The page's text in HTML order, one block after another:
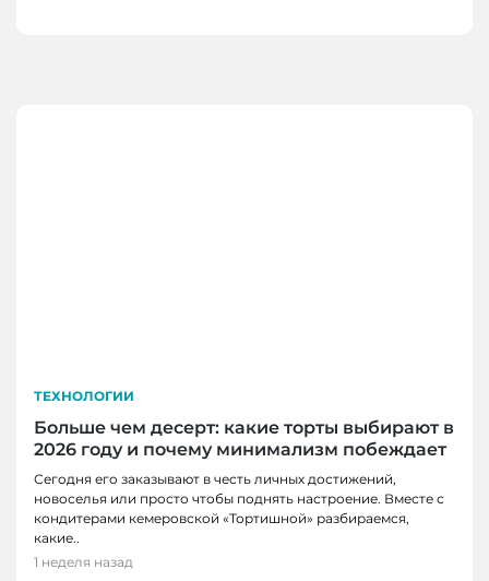
ТЕХНОЛОГИИ
Больше чем десерт: какие торты выбирают в
2026 году и почему минимализм побеждает
Сегодня его заказывают в честь личных достижений,
новоселья или просто чтобы поднять настроение. Вместе с
кондитерами кемеровской «Тортишной» разбираемся,
какие..
1 неделя назад